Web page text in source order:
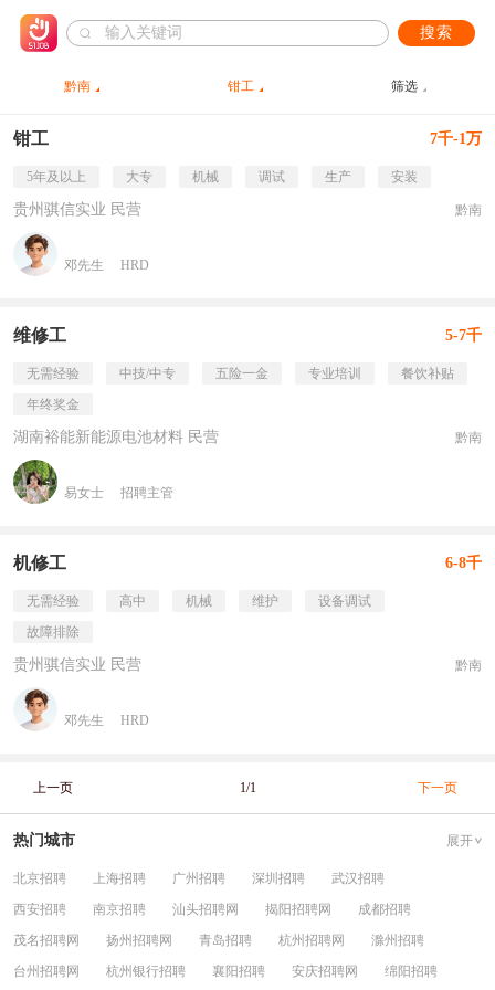
搜索
黔南 钳工 筛选
钳工 7千-1万
5年及以上 大专 机械 调试 生产 安装
贵州骐信实业 民营 黔南
邓先生 HRD
维修工 5-7千
无需经验 中技/中专 五险一金 专业培训
餐饮补贴
年终奖金
湖南裕能新能源电池材料 民营 黔南
易女士 招聘主管
机修工 6-8千
无需经验 高中 机械 维护
设备调试
故障排除
贵州骐信实业 民营 黔南
邓先生 HRD
上一页 1/1 下一页
热门城市 展开
北京招聘 上海招聘 广州招聘 深圳招聘
武汉招聘
西安招聘
南京招聘 汕头招聘网 揭阳招聘网
成都招聘
茂名招聘网
扬州招聘网 青岛招聘 杭州招聘网
滁州招聘
台州招聘网
杭州银行招聘 襄阳招聘 安庆招聘网 绵阳招聘